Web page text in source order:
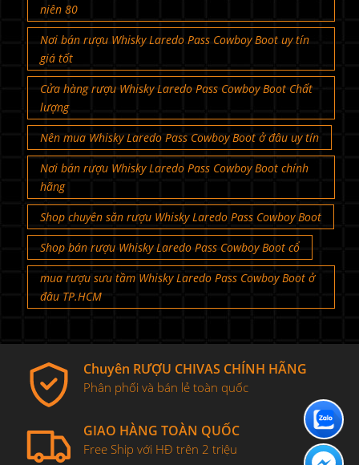
niên 80
Nơi bán rượu Whisky Laredo Pass Cowboy Boot uy tín
giá tốt
Cửa hàng rượu Whisky Laredo Pass Cowboy Boot Chất
lượng
Nên mua Whisky Laredo Pass Cowboy Boot ở đâu uy tín
Nơi bán rượu Whisky Laredo Pass Cowboy Boot chính
hãng
Shop chuyên săn rượu Whisky Laredo Pass Cowboy Boot
Shop bán rượu Whisky Laredo Pass Cowboy Boot cổ
mua rượu sưu tầm Whisky Laredo Pass Cowboy Boot ở
đâu TP.HCM
Chuyên RƯỢU CHIVAS CHÍNH HÃNG
Phân phối và bán lẻ toàn quốc
GIAO HÀNG TOÀN QUỐC
Free Ship với HĐ trên 2 triệu